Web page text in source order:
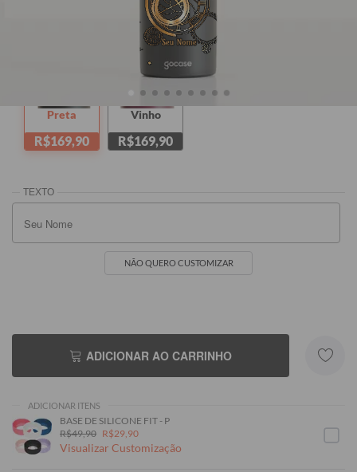
Seu Nome
Preta
R$169,90
Vinho
R$169,90
NÃO QUERO CUSTOMIZAR
ADICIONAR AO CARRINHO
ADICIONAR ITENS
BASE DE SILICONE FIT - P
R$49,90 R$29,90
Visualizar Customização